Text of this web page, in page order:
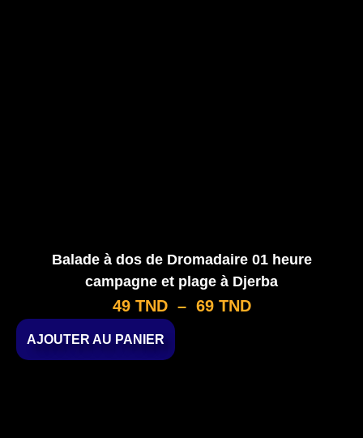
Balade à dos de Dromadaire 01 heure
campagne et plage à Djerba
49 TND – 69 TND
AJOUTER AU PANIER